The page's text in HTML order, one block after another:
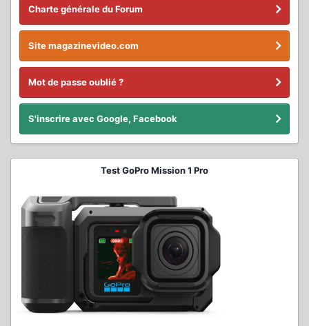
Charte générale du Forum
Site magazinevideo.com
Mot de passe oublié ?
S'inscrire avec Google, Facebook
Test GoPro Mission 1 Pro